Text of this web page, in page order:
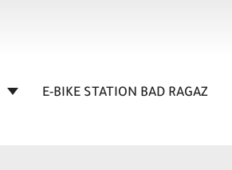
E-BIKE STATION BAD RAGAZ